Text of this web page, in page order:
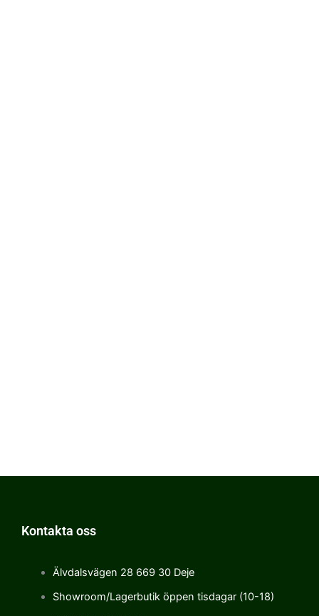
Kontakta oss
Älvdalsvägen 28 669 30 Deje
Showroom/Lagerbutik öppen tisdagar (10-18)